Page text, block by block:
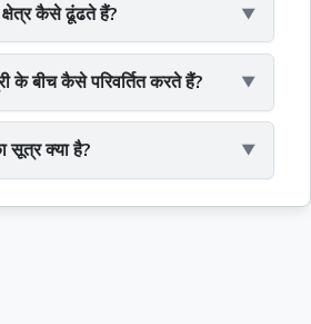
कैसे ढूंढते हैं?
के बीच कैसे परिवर्तित करते हैं?
सूत्र क्या है?